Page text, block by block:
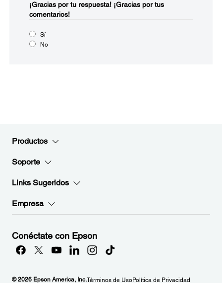
¡Gracias por tu respuesta! ¡Gracias por tus
comentarios!
Sí
No
Productos
Soporte
Links Sugeridos
Empresa
Conéctate con Epson
© 2026 Epson America, Inc.Términos de UsoPolítica de Privacidad